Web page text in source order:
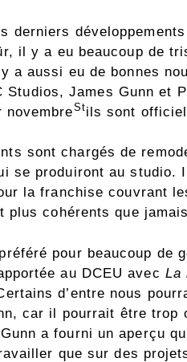
derniers
il y a eu beaucoup de
a aussi eu de bonnes
Studios, James Gunn et
Stils sont
sont chargés de
se produiront au studio.
la franchise couvrant
plus cohérents que
pour beaucoup de
au DCEU avec La
d’entre nous
car il pourrait être trop
a fourni un aperçu
que sur des